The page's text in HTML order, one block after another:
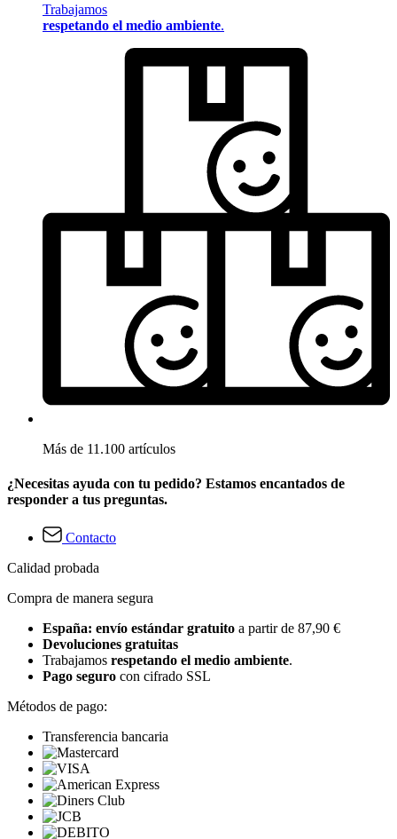
Trabajamos
respetando el medio ambiente.
Más de 11.100 artículos
¿Necesitas ayuda con tu pedido? Estamos encantados de
responder a tus preguntas.
Contacto
Calidad probada
Compra de manera segura
España: envío estándar gratuito a partir de 87,90 €
Devoluciones gratuitas
Trabajamos respetando el medio ambiente.
Pago seguro con cifrado SSL
Métodos de pago:
Transferencia bancaria